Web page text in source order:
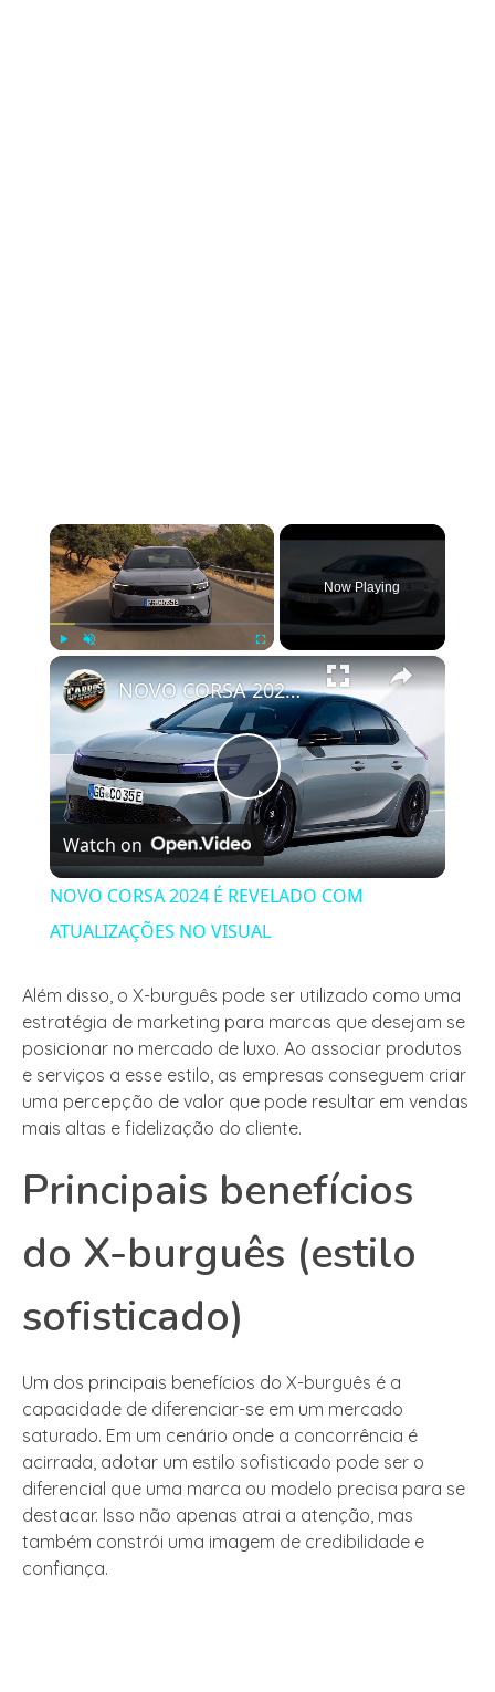
×
Now Playing
×
Play
Video
NOVO CORSA 2024 É REVELADO COM ATUALIZAÇÕES NO VISUAL
Watch on
NOVO CORSA 2024 É REVELADO COM
ATUALIZAÇÕES NO VISUAL
Além disso, o X-burguês pode ser utilizado como uma
estratégia de marketing para marcas que desejam se
posicionar no mercado de luxo. Ao associar produtos
e serviços a esse estilo, as empresas conseguem criar
uma percepção de valor que pode resultar em vendas
mais altas e fidelização do cliente.
Principais benefícios
do X-burguês (estilo
sofisticado)
Um dos principais benefícios do X-burguês é a
capacidade de diferenciar-se em um mercado
saturado. Em um cenário onde a concorrência é
acirrada, adotar um estilo sofisticado pode ser o
diferencial que uma marca ou modelo precisa para se
destacar. Isso não apenas atrai a atenção, mas
também constrói uma imagem de credibilidade e
confiança.